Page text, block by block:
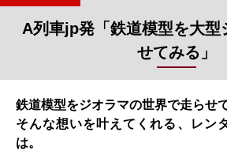
A列車jp発「鉄道模型を大型
せてみる」
鉄道模型をジオラマの世界で走らせ
そんな想いを叶えてくれる、レン
は。